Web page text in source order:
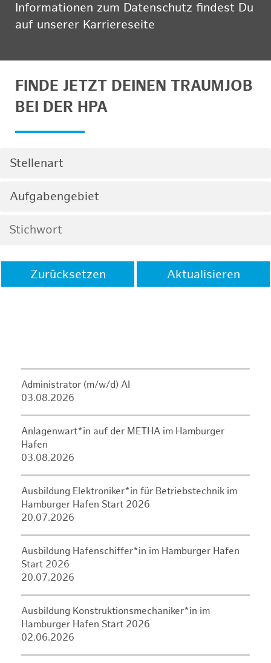
Informationen zum Datenschutz findest Du
auf unserer Karriereseite
FINDE JETZT DEINEN TRAUMJOB
BEI DER HPA
Stellenart
Aufgabengebiet
Zurücksetzen Aktualisieren
Administrator (m/w/d) AI
03.08.2026
Anlagenwart*in auf der METHA im Hamburger
Hafen
03.08.2026
Ausbildung Elektroniker*in für Betriebstechnik im
Hamburger Hafen Start 2026
20.07.2026
Ausbildung Hafenschiffer*in im Hamburger Hafen
Start 2026
20.07.2026
Ausbildung Konstruktionsmechaniker*in im
Hamburger Hafen Start 2026
02.06.2026